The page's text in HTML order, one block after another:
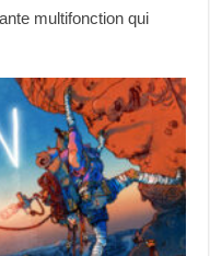
multifonction qui